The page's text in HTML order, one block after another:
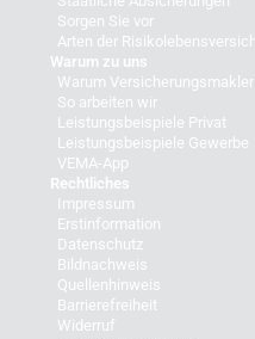
Sorgen Sie vor
Arten der
Warum zu uns
Warum Versicherungsmakler
So arbeiten wir
Leistungsbeispiele Privat
Leistungsbeispiele Gewerbe
VEMA-App
Rechtliches
Impressum
Erstinformation
Datenschutz
Bildnachweis
Quellenhinweis
Barrierefreiheit
Widerruf